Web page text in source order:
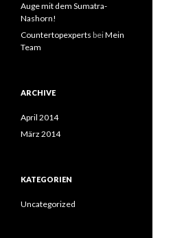
Auge mit dem Sumatra-
Nashorn!
Countertopexperts beiMein
Team
ARCHIVE
April 2014
März 2014
KATEGORIEN
Uncategorized